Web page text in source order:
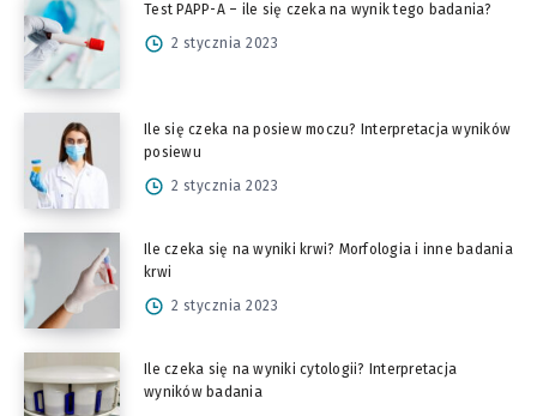
Test PAPP-A – ile się czeka na wynik tego badania?
2 stycznia 2023
Ile się czeka na posiew moczu? Interpretacja wyników
posiewu
2 stycznia 2023
Ile czeka się na wyniki krwi? Morfologia i inne badania
krwi
2 stycznia 2023
Ile czeka się na wyniki cytologii? Interpretacja
wyników badania